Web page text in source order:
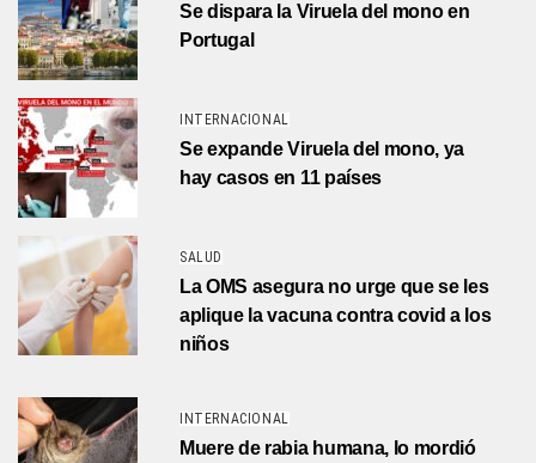
Se dispara la Viruela del mono en
Portugal
INTERNACIONAL
Se expande Viruela del mono, ya
hay casos en 11 países
SALUD
La OMS asegura no urge que se les
aplique la vacuna contra covid a los
niños
INTERNACIONAL
Muere de rabia humana, lo mordió